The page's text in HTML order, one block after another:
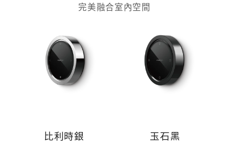
完美融合室內空間
比利時銀 玉石黑